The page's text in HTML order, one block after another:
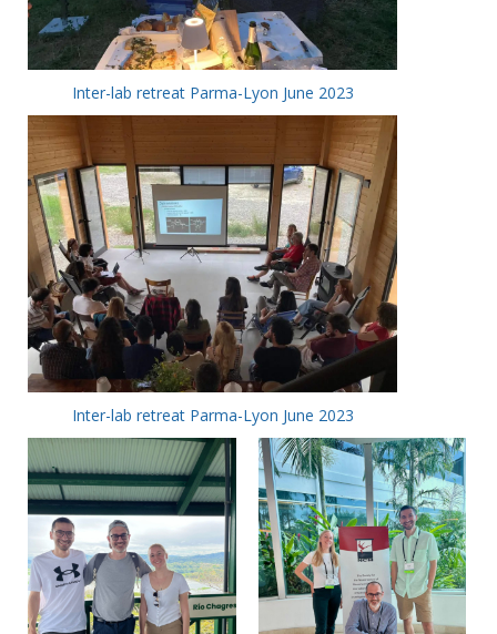
Inter-lab retreat Parma-Lyon June 2023
Inter-lab retreat Parma-Lyon June 2023